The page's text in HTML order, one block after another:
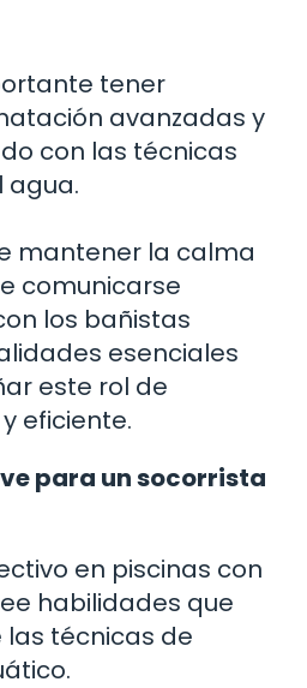
tener
avanzadas y
con las técnicas
agua.
mantener la calma
comunicarse
los bañistas
esenciales
este rol de
eficiente.
para un socorrista
en piscinas con
habilidades que
técnicas de